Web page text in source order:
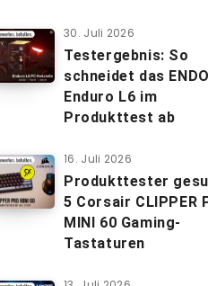
30. Juli 2026
Testergebnis: So
schneidet das
Enduro L6 im
Produkttest ab
16. Juli 2026
Produkttester
5 Corsair CLIPPER
MINI 60 Gaming-
Tastaturen